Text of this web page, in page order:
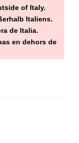
of Italy.
Italiens.
de Italia.
en dehors de